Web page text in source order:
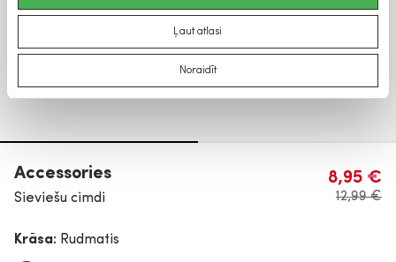
Ļaut atlasi
Noraidīt
Accessories
Sieviešu cimdi
8,95 €
12,99 €
Krāsa: Rudmatis